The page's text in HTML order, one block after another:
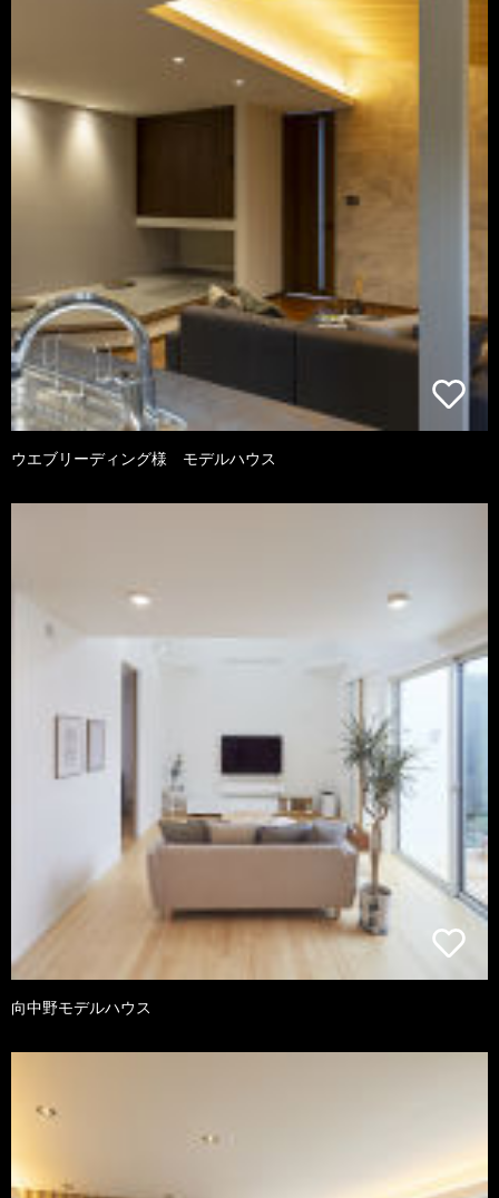
ウエブリーディング様 モデルハウス
向中野モデルハウス